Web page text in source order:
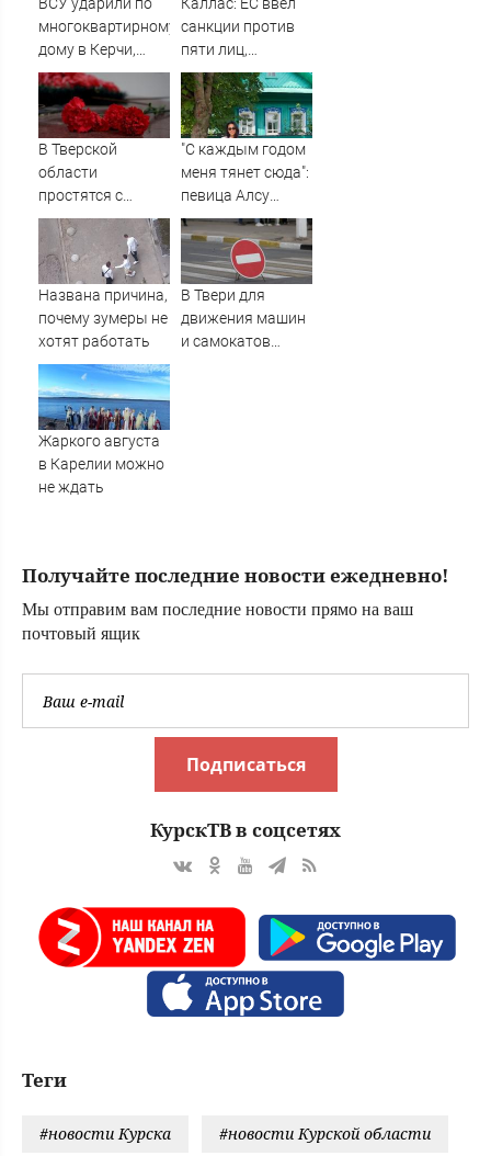
многоквартирному
дому в Керчи,
есть погибшие
санкции против
пяти лиц,
связанных с ОПК
России
В Тверской
области
простятся с
рядовым,
погибшим на СВО
почти год назад
"С каждым годом
меня тянет сюда":
певица Алсу
приехала в
татарскую
деревню, где
прошло ее
Названа причина,
почему зумеры не
хотят работать
В Твери для
движения машин
и самокатов
Жаркого августа
в Карелии можно
не ждать
Получайте последние новости ежедневно!
Мы отправим вам последние новости прямо на ваш
почтовый ящик
Подписаться
КурскТВ в соцсетях
Теги
#новости Курска #новости Курской области